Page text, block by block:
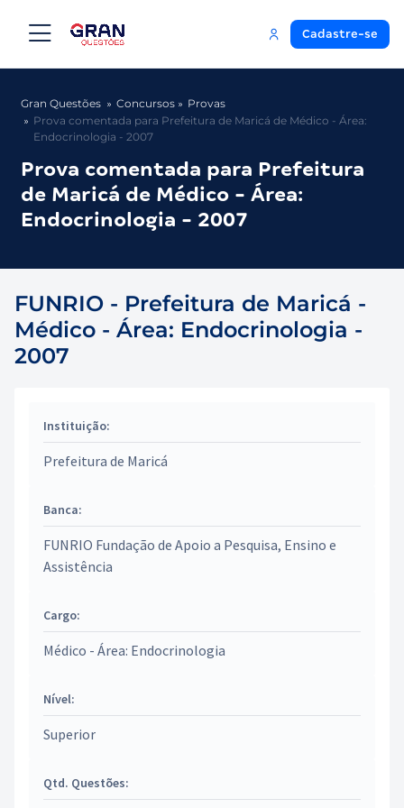
Cadastre-se
Gran Questões Concursos
Provas
Prova comentada para Prefeitura de Maricá de Médico - Área:
Endocrinologia - 2007
Prova comentada para Prefeitura
de Maricá de Médico - Área:
Endocrinologia - 2007
FUNRIO - Prefeitura de Maricá -
Médico - Área: Endocrinologia -
2007
Instituição:
Prefeitura de Maricá
Banca:
FUNRIO Fundação de Apoio a Pesquisa, Ensino e
Assistência
Cargo:
Médico - Área: Endocrinologia
Nível:
Superior
Qtd. Questões: